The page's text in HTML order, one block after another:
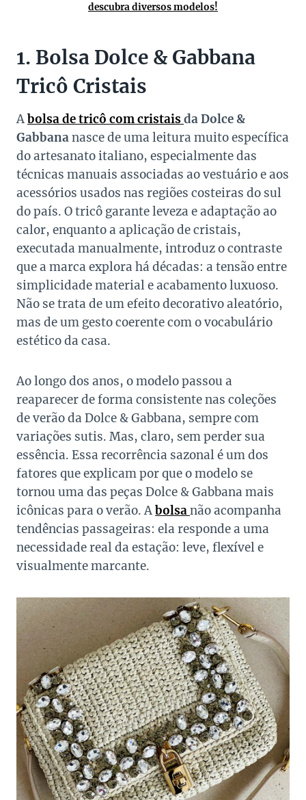
descubra diversos modelos!
1. Bolsa Dolce & Gabbana
Tricô Cristais
Abolsa de tricô com cristaisda Dolce &
Gabbananasce de uma leitura muito específica
do artesanato italiano, especialmente das
técnicas manuais associadas ao vestuário e aos
acessórios usados nas regiões costeiras do sul
do país. O tricô garante leveza e adaptação ao
calor, enquanto a aplicação de cristais,
executada manualmente, introduz o contraste
que a marca explora há décadas: a tensão entre
simplicidade material e acabamento luxuoso.
Não se trata de um efeito decorativo aleatório,
mas de um gesto coerente com o vocabulário
estético da casa.
Ao longo dos anos, o modelo passou a
reaparecer de forma consistente nas coleções
de verão da Dolce & Gabbana, sempre com
variações sutis. Mas, claro, sem perder sua
essência. Essa recorrência sazonal é um dos
fatores que explicam por que o modelo se
tornou uma das peças Dolce & Gabbana mais
icônicas para o verão. Abolsanão acompanha
tendências passageiras: ela responde a uma
necessidade real da estação: leve, flexível e
visualmente marcante.